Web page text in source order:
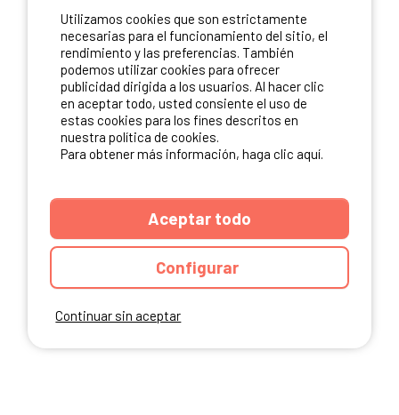
NUESTROS PARTNERS
Continuar sin aceptar
Utilizamos cookies que son estrictamente
necesarias para el funcionamiento del sitio, el
rendimiento y las preferencias. También
podemos utilizar cookies para ofrecer
publicidad dirigida a los usuarios. Al hacer clic
en aceptar todo, usted consiente el uso de
estas cookies para los fines descritos en
nuestra política de cookies.
Para obtener más información, haga clic aquí.
Aceptar todo
Configurar